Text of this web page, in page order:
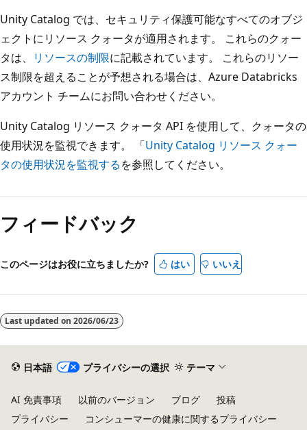
Unity Catalog では、セキュリティ保護可能なすべてのオブジ
ェクトにリソース クォータが適用されます。 これらのクォー
タは、
リソースの制限に記載されています。 これらのリソー
ス制限を超えることが予想される場合は、Azure Databricks
アカウント チームにお問い合わせください。
Unity Catalog リソース クォータ API を使用して、クォータの
使用状況を監視できます。 「Unity Catalog リソース クォー
タの使用状況を監視するを参照してください。
フィードバック
このページはお役に立ちましたか? はい いいえ
Last updated on 2026/06/23
日本語 プライバシーの選択 テーマ
AI 免責事項 以前のバージョン ブログ
投稿
プライバシー
コンシューマーの健康に関するプライバシー